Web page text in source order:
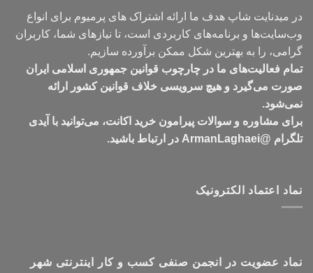
در میدنایت شاپ هدف ما ارائه اشتراک های پرمیوم برای انواع
وب‌سایت‌ها و برنامه‌های کاربردی است، تا نیازهای شما، کاربران
گرامی، را به بهترین شکل ممکن برآورده سازیم.
تمام فعالیت‌های ما در چارچوب قوانین جمهوری اسلامی ایران
صورت می‌گیرد و هیچ سرویسی خلاف قوانین کشور ارائه
نمی‌شود.
برای مشاوره و سوالات پیرامون خرید اکانت، می‌توانید با آیدی
تلگرام @ArmanLaghaei در ارتباط باشید.
نماد اعتماد الکترونیک
نماد عضویت در انجمن صنفی کسب و کار اینترنتی شهر